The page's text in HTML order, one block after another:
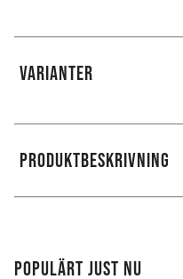
VARIANTER
PRODUKTBESKRIVNING
POPULÄRT JUST NU